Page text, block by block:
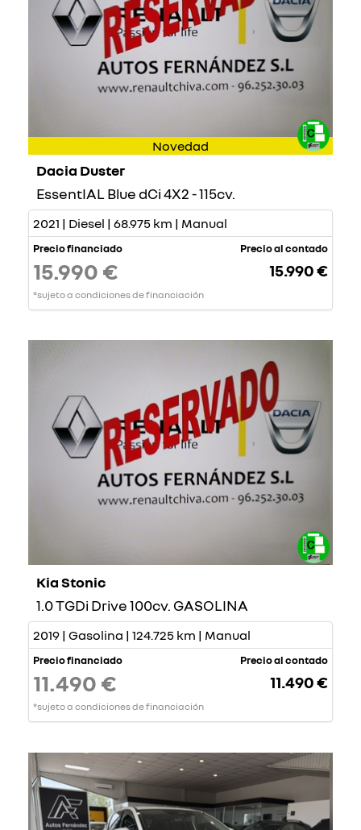
Novedad
Dacia Duster
EssentIAL Blue dCi 4X2 - 115cv.
2021 | Diesel | 68.975 km | Manual
Precio financiado
15.990 €
*sujeto a condiciones de financiación
Precio al contado
15.990 €
Kia Stonic
1.0 TGDi Drive 100cv. GASOLINA
2019 | Gasolina | 124.725 km | Manual
Precio financiado
11.490 €
*sujeto a condiciones de financiación
Precio al contado
11.490 €